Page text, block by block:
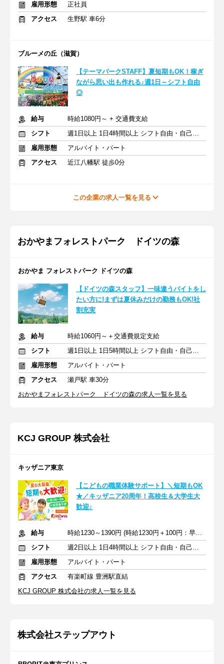
雇用形態
正社員
アクセス
生野駅 車6分
ブルーメの丘（滋賀）
【テーマパークSTAFF】夏短期もOK！稼ぎ
ながら思い出も作れる♪週1日～シフト自由
◎
給与
時給1080円～ + 交通費支給
シフト
週1日以上 1日4時間以上 シフト自由・自己申告
雇用形態
アルバイト・パート
アクセス
近江八幡駅 徒歩0分
この企業の求人一覧を見る
おかやまフォレストパーク ドイツの森
おかやま フォレストパーク ドイツの森
【ドイツの森スタッフ】一味違うバイトをし
たい方に!まずは夏休みだけの勤務もOK!社
割充実
給与
時給1060円～＋交通費規定支給
シフト
週1日以上 1日5時間以上 シフト自由・自己申告
雇用形態
アルバイト・パート
アクセス
瀬戸駅 車30分
おかやまフォレストパーク ドイツの森の求人一覧を見る
KCJ GROUP 株式会社
キッザニア東京
【こどもの職業体験サポート】＼短期もOK
★／キッザニア20周年！高校生＆大学生大
歓迎♪
給与
時給1230～1390円 (時給1230円＋100円：早朝＋60円：繁忙期手当)
シフト
週2日以上 1日4時間以上 シフト自由・自己申告
雇用形態
アルバイト・パート
アクセス
有楽町線 豊洲駅直結
KCJ GROUP 株式会社の求人一覧を見る
株式会社ステップアウト